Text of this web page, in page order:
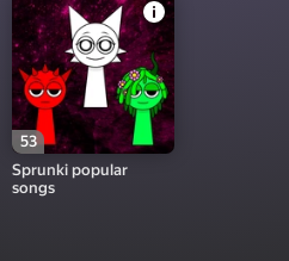
53
Sprunki popular
songs